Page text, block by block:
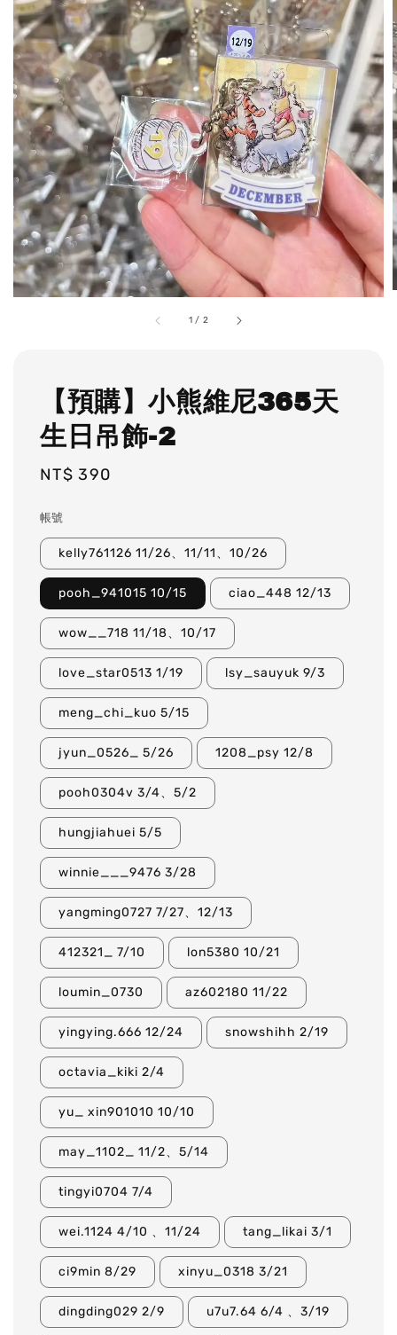
1 / 2
【預購】小熊維尼365天
生日吊飾-2
Regular
NT$ 390
帳號
kelly761126 11/26、11/11、10/26
pooh_941015 10/15 ciao_448 12/13
wow__718 11/18、10/17
love_star0513 1/19 lsy_sauyuk 9/3
meng_chi_kuo 5/15
jyun_0526_ 5/26 1208_psy 12/8
pooh0304v 3/4、5/2
hungjiahuei 5/5
winnie___9476 3/28
yangming0727 7/27、12/13
412321_ 7/10 lon5380 10/21
loumin_0730 az602180 11/22
yingying.666 12/24 snowshihh 2/19
octavia_kiki 2/4
yu_ xin901010 10/10
may_1102_ 11/2、5/14
tingyi0704 7/4
wei.1124 4/10 、11/24 tang_likai 3/1
ci9min 8/29 xinyu_0318 3/21
dingding029 2/9 u7u7.64 6/4 、3/19